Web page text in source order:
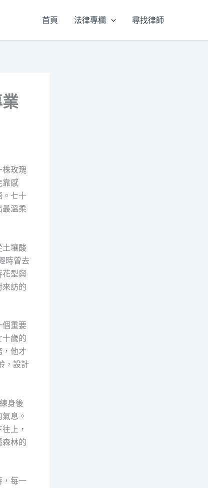
首頁 法律專欄 尋找律師
玫瑰
靠感
。七十
溫柔
土壤酸
時曾去
花型與
訪的
重要
歲的
他才
，設計
身後
息。
上，
林的
，每一